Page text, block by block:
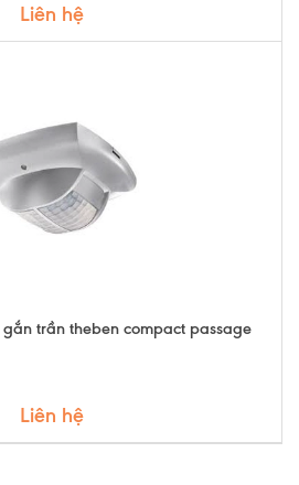
Liên hệ
trần theben compact passage
Liên hệ